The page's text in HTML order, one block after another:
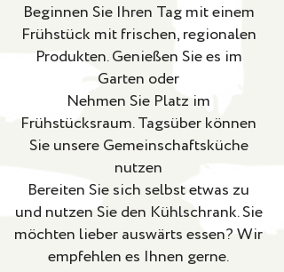
Beginnen Sie Ihren Tag mit einem
Frühstück mit frischen, regionalen
Produkten. Genießen Sie es im
Garten oder
Nehmen Sie Platz im
Frühstücksraum. Tagsüber können
Sie unsere Gemeinschaftsküche
nutzen
Bereiten Sie sich selbst etwas zu
und nutzen Sie den Kühlschrank. Sie
möchten lieber auswärts essen? Wir
empfehlen es Ihnen gerne.